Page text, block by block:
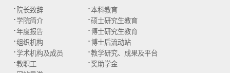
· 院长致辞
·学院简介
·年度报告
·组织机构
·学术机构及成员
·教职工
·本科教育
·硕士研究生教育
·博士研究生教育
·博士后流动站
·教学研究、成果及平台
·奖助学金